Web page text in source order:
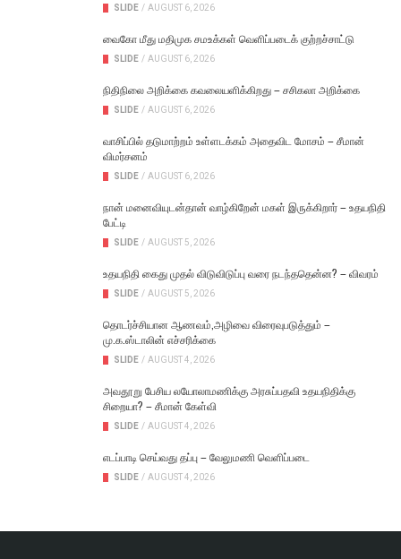
SLIDE / AUGUST 6, 2026
வைகோ மீது மதிமுக சமஉக்கள் வெளிப்படைக் குற்றச்சாட்டு
SLIDE / AUGUST 6, 2026
நிதிநிலை அறிக்கை கவலையளிக்கிறது – சசிகலா அறிக்கை
SLIDE / AUGUST 6, 2026
வாசிப்பில் தடுமாற்றம் உள்ளடக்கம் அதைவிட மோசம் – சீமான்
விமர்சனம்
SLIDE / AUGUST 6, 2026
நான் மனைவியுடன்தான் வாழ்கிறேன் மகள் இருக்கிறார் – உதயநிதி
பேட்டி
SLIDE / AUGUST 5, 2026
உதயநிதி கைது முதல் விடுவிடுப்பு வரை நடந்ததென்ன? – விவரம்
SLIDE / AUGUST 5, 2026
தொடர்ச்சியான ஆணவம்,அழிவை விரைவுபடுத்தும் –
மு.க.ஸ்டாலின் எச்சரிக்கை
SLIDE / AUGUST 4, 2026
அவதூறு பேசிய லயோலாமணிக்கு அரசுப்பதவி உதயநிதிக்கு
சிறையா? – சீமான் கேள்வி
SLIDE / AUGUST 4, 2026
எடப்பாடி செய்வது தப்பு – வேலுமணி வெளிப்படை
SLIDE / AUGUST 4, 2026